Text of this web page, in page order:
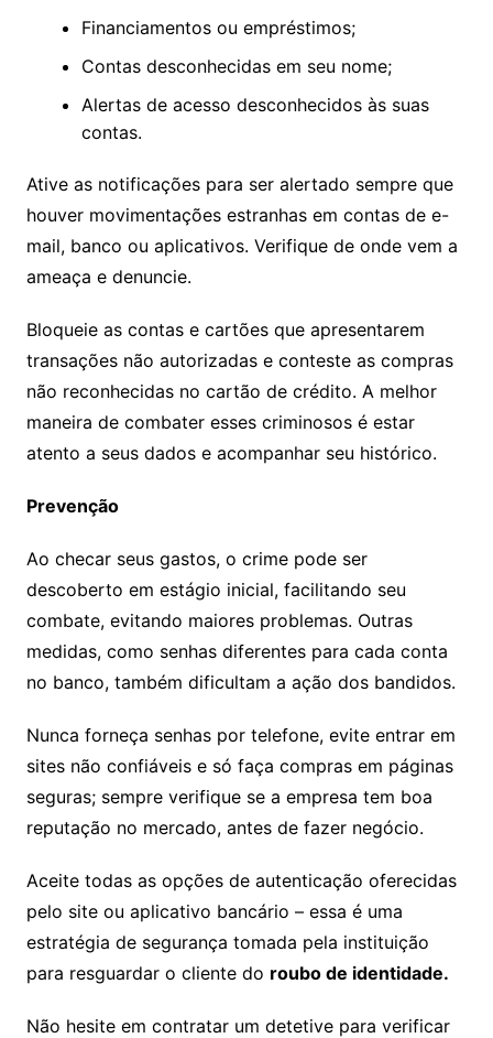
Financiamentos ou empréstimos;
Contas desconhecidas em seu nome;
Alertas de acesso desconhecidos às suas
contas.
Ative as notificações para ser alertado sempre que
houver movimentações estranhas em contas de e-
mail, banco ou aplicativos. Verifique de onde vem a
ameaça e denuncie.
Bloqueie as contas e cartões que apresentarem
transações não autorizadas e conteste as compras
não reconhecidas no cartão de crédito. A melhor
maneira de combater esses criminosos é estar
atento a seus dados e acompanhar seu histórico.
Prevenção
Ao checar seus gastos, o crime pode ser
descoberto em estágio inicial, facilitando seu
combate, evitando maiores problemas. Outras
medidas, como senhas diferentes para cada conta
no banco, também dificultam a ação dos bandidos.
Nunca forneça senhas por telefone, evite entrar em
sites não confiáveis e só faça compras em páginas
seguras; sempre verifique se a empresa tem boa
reputação no mercado, antes de fazer negócio.
Aceite todas as opções de autenticação oferecidas
pelo site ou aplicativo bancário – essa é uma
estratégia de segurança tomada pela instituição
para resguardar o cliente do roubo de identidade.
Não hesite em contratar um detetive para verificar